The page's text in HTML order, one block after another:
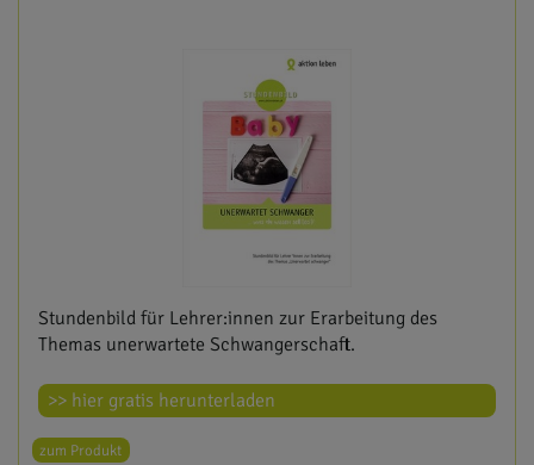
Stundenbild für Lehrer:innen zur Erarbeitung des
Themas unerwartete Schwangerschaft.
>> hier gratis herunterladen
zum Produkt